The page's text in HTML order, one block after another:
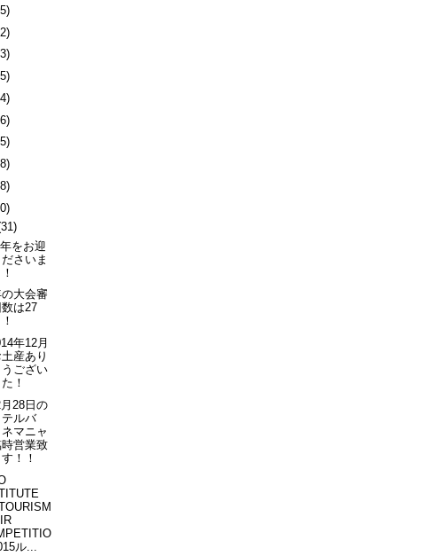
をお迎
さいま
大会審
は27
年12月
産あり
ござい
！
28日の
テルバ
マニャ
時営業致
！！
ル...